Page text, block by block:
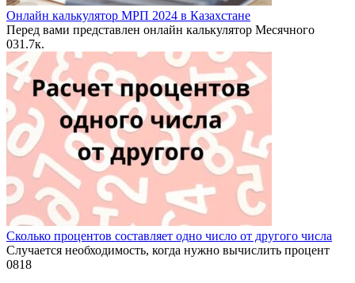
Онлайн калькулятор МРП 2024 в Казахстане
Перед вами представлен онлайн калькулятор Месячного
031.7к.
Сколько процентов составляет одно число от другого числа
Случается необходимость, когда нужно вычислить процент
0818